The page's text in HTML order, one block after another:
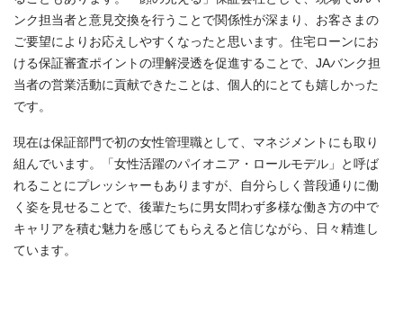
ンク担当者と意見交換を行うことで関係性が深まり、お客さまの
ご要望によりお応えしやすくなったと思います。住宅ローンにお
ける保証審査ポイントの理解浸透を促進することで、 JAバンク担
当者の営業活動に貢献できたことは、個人的にとても嬉しかった
です。
現在は保証部門で初の女性管理職として、マネジメントにも取り
組んでいます。「女性活躍のパイオニア・ロールモデル」と呼ば
れることにプレッシャーもありますが、自分らしく普段通りに働
く姿を見せることで、後輩たちに男女問わず多様な働き方の中で
キャリアを積む魅力を感じてもらえると信じながら、日々精進し
ています。